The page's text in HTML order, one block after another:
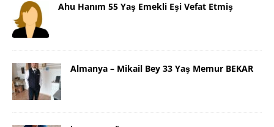
Ahu Hanım 55 Yaş Emekli Eşi Vefat Etmiş
Almanya – Mikail Bey 33 Yaş Memur BEKAR